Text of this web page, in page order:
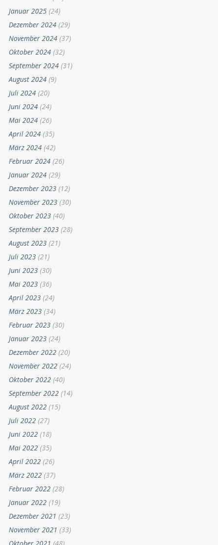
Januar 2025 (24)
Dezember 2024 (29)
November 2024 (37)
Oktober 2024 (32)
September 2024 (31)
August 2024 (9)
Juli 2024 (20)
Juni 2024 (24)
Mai 2024 (26)
April 2024 (35)
März 2024 (42)
Februar 2024 (26)
Januar 2024 (29)
Dezember 2023 (12)
November 2023 (30)
Oktober 2023 (40)
September 2023 (28)
August 2023 (21)
Juli 2023 (21)
Juni 2023 (30)
Mai 2023 (36)
April 2023 (24)
März 2023 (34)
Februar 2023 (30)
Januar 2023 (24)
Dezember 2022 (20)
November 2022 (24)
Oktober 2022 (40)
September 2022 (14)
August 2022 (15)
Juli 2022 (27)
Juni 2022 (18)
Mai 2022 (35)
April 2022 (26)
März 2022 (37)
Februar 2022 (28)
Januar 2022 (19)
Dezember 2021 (23)
November 2021 (33)